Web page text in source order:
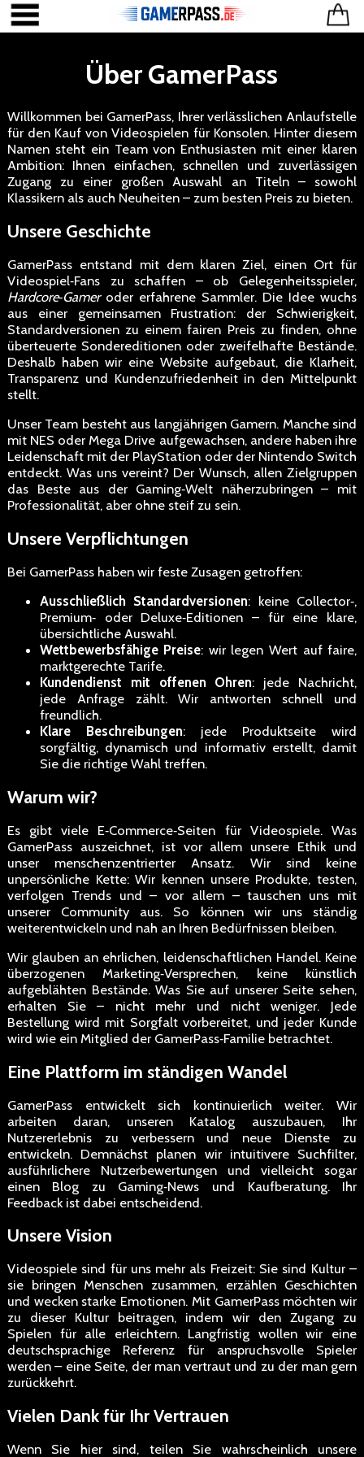
Über GamerPass
Willkommen bei GamerPass, Ihrer verlässlichen Anlaufstelle
für den Kauf von Videospielen für Konsolen. Hinter diesem
Namen steht ein Team von Enthusiasten mit einer klaren
Ambition: Ihnen einfachen, schnellen und zuverlässigen
Zugang zu einer großen Auswahl an Titeln – sowohl
Klassikern als auch Neuheiten – zum besten Preis zu bieten.
Unsere Geschichte
GamerPass entstand mit dem klaren Ziel, einen Ort für
Videospiel‑Fans zu schaffen – ob Gelegenheitsspieler,
Hardcore‑Gameroder erfahrene Sammler. Die Idee wuchs
aus einer gemeinsamen Frustration: der Schwierigkeit,
Standardversionen zu einem fairen Preis zu finden, ohne
überteuerte Sondereditionen oder zweifelhafte Bestände.
Deshalb haben wir eine Website aufgebaut, die Klarheit,
Transparenz und Kundenzufriedenheit in den Mittelpunkt
stellt.
Unser Team besteht aus langjährigen Gamern. Manche sind
mit NES oder Mega Drive aufgewachsen, andere haben ihre
Leidenschaft mit der PlayStation oder der Nintendo Switch
entdeckt. Was uns vereint? Der Wunsch, allen Zielgruppen
das Beste aus der Gaming‑Welt näherzubringen – mit
Professionalität, aber ohne steif zu sein.
Unsere Verpflichtungen
Bei GamerPass haben wir feste Zusagen getroffen:
Ausschließlich Standardversionen: keine Collector‑,
Premium‑ oder Deluxe‑Editionen – für eine klare,
übersichtliche Auswahl.
Wettbewerbsfähige Preise: wir legen Wert auf faire,
marktgerechte Tarife.
Kundendienst mit offenen Ohren: jede Nachricht,
jede Anfrage zählt. Wir antworten schnell und
freundlich.
Klare Beschreibungen: jede Produktseite wird
sorgfältig, dynamisch und informativ erstellt, damit
Sie die richtige Wahl treffen.
Warum wir?
Es gibt viele E‑Commerce‑Seiten für Videospiele. Was
GamerPass auszeichnet, ist vor allem unsere Ethik und
unser menschenzentrierter Ansatz. Wir sind keine
unpersönliche Kette: Wir kennen unsere Produkte, testen,
verfolgen Trends und – vor allem – tauschen uns mit
unserer Community aus. So können wir uns ständig
weiterentwickeln und nah an Ihren Bedürfnissen bleiben.
Wir glauben an ehrlichen, leidenschaftlichen Handel. Keine
überzogenen Marketing‑Versprechen, keine künstlich
aufgeblähten Bestände. Was Sie auf unserer Seite sehen,
erhalten Sie – nicht mehr und nicht weniger. Jede
Bestellung wird mit Sorgfalt vorbereitet, und jeder Kunde
wird wie ein Mitglied der GamerPass‑Familie betrachtet.
Eine Plattform im ständigen Wandel
GamerPass entwickelt sich kontinuierlich weiter. Wir
arbeiten daran, unseren Katalog auszubauen, Ihr
Nutzererlebnis zu verbessern und neue Dienste zu
entwickeln. Demnächst planen wir intuitivere Suchfilter,
ausführlichere Nutzerbewertungen und vielleicht sogar
einen Blog zu Gaming‑News und Kaufberatung. Ihr
Feedback ist dabei entscheidend.
Unsere Vision
Videospiele sind für uns mehr als Freizeit: Sie sind Kultur –
sie bringen Menschen zusammen, erzählen Geschichten
und wecken starke Emotionen. Mit GamerPass möchten wir
zu dieser Kultur beitragen, indem wir den Zugang zu
Spielen für alle erleichtern. Langfristig wollen wir eine
deutschsprachige Referenz für anspruchsvolle Spieler
werden – eine Seite, der man vertraut und zu der man gern
zurückkehrt.
Vielen Dank für Ihr Vertrauen
Wenn Sie hier sind, teilen Sie wahrscheinlich unsere